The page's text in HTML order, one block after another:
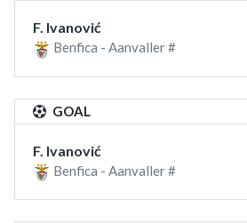
F. Ivanović
Benfica - Aanvaller #
GOAL
F. Ivanović
Benfica - Aanvaller #